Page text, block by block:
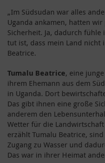
„Im Südsudan war alles
Uganda ankamen, hatten
Sicherheit. Ja, dadurch fühle
tut ist, dass mein Land nicht
Beatrice.
Tumalu Beatrice, eine
ihrem Ehemann aus dem
in Uganda. Dort
Das gibt ihnen eine große
anderem den
Wetter für die
erzählt Tumalu Beatrice,
Zugang zu Wasser und
Das war in ihrer Heimat